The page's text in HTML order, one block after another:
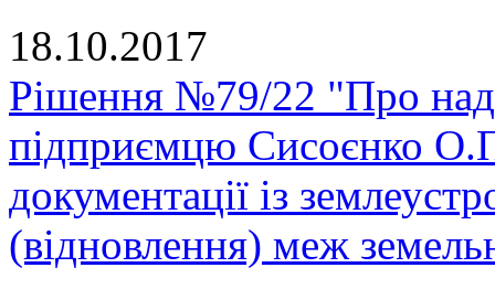
18.10.2017
Рішення №79/22 "Про
підприємцю Сисоєнко
документації із
(відновлення) меж